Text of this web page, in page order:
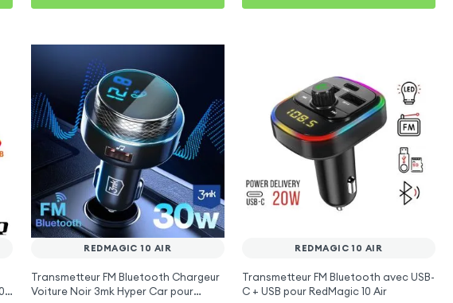
REDMAGIC 10 AIR
Transmetteur FM Bluetooth Chargeur
Voiture Noir 3mk Hyper Car pour
REDMAGIC 10 AIR
Transmetteur FM Bluetooth avec USB-
C + USB pour RedMagic 10 Air